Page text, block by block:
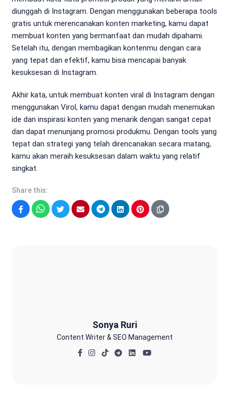
diunggah di Instagram. Dengan menggunakan beberapa tools
gratis untuk merencanakan konten marketing, kamu dapat
membuat konten yang bermanfaat dan mudah dipahami.
Setelah itu, dengan membagikan kontenmu dengan cara
yang tepat dan efektif, kamu bisa mencapai banyak
kesuksesan di Instagram.
Akhir kata, untuk membuat konten viral di Instagram dengan
menggunakan Virol, kamu dapat dengan mudah menemukan
ide dan inspirasi konten yang menarik dengan sangat cepat
dan dapat menunjang promosi produkmu. Dengan tools yang
tepat dan strategi yang telah direncanakan secara matang,
kamu akan meraih kesuksesan dalam waktu yang relatif
singkat.
Share this:
Sonya Ruri
Content Writer & SEO Management